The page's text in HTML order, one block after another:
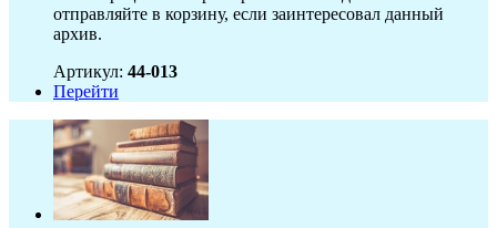
отправляйте в корзину, если заинтересовал данный
архив.
Артикул: 44-013
Перейти